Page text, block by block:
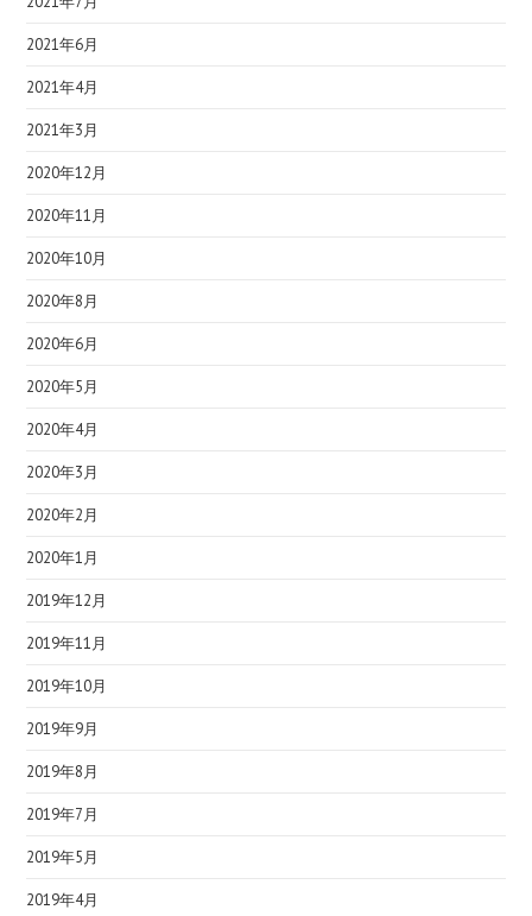
2021年6月
2021年4月
2021年3月
2020年12月
2020年11月
2020年10月
2020年8月
2020年6月
2020年5月
2020年4月
2020年3月
2020年2月
2020年1月
2019年12月
2019年11月
2019年10月
2019年9月
2019年8月
2019年7月
2019年5月
2019年4月